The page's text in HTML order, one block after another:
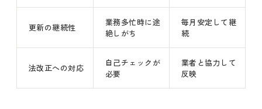
更新の継続性
業務多忙時に途
絶しがち
毎月安定して継
続
法改正への対応
自己チェックが
必要
業者と協力して
反映